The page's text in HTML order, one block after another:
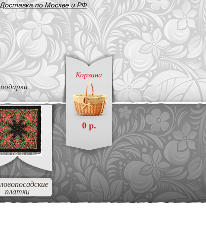
Доставка по Москве и РФ
Корзина
0 р.
платки